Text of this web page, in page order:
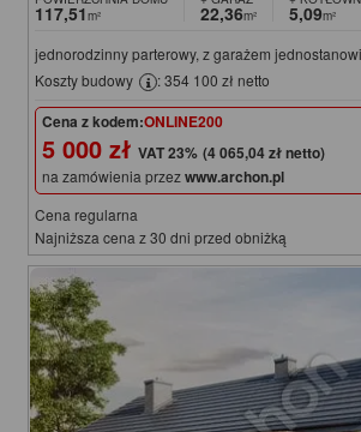
117,51m² 22,36m² 5,09m²
jednorodzinny parterowy, z garażem
Koszty budowy
: 354 100 zł netto
Cena z kodem:ONLINE200
5 000 zł (4 065,04 zł netto)
na zamówienia przezwww.archon.pl
Cena regularna
Najniższa cena z 30 dni przed obniżką